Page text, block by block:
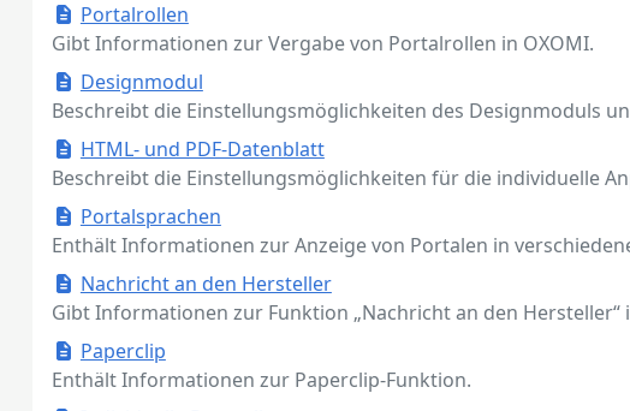
Portalrollen
Gibt Informationen zur Vergabe von Portalrollen in OXOMI.
Designmodul
Beschreibt die Einstellungsmöglichkeiten des Designmoduls
HTML- und PDF-Datenblatt
Beschreibt die Einstellungsmöglichkeiten für die individuelle
Portalsprachen
Enthält Informationen zur Anzeige von Portalen in
Nachricht an den Hersteller
Gibt Informationen zur Funktion „Nachricht an den Hersteller“
Paperclip
Enthält Informationen zur Paperclip-Funktion.